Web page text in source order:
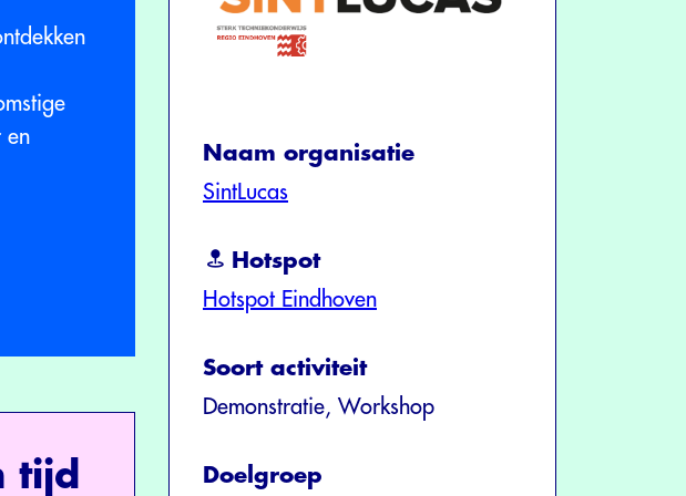
en
tijd
Naam organisatie
SintLucas
Hotspot
Hotspot Eindhoven
Soort activiteit
Demonstratie, Workshop
Doelgroep